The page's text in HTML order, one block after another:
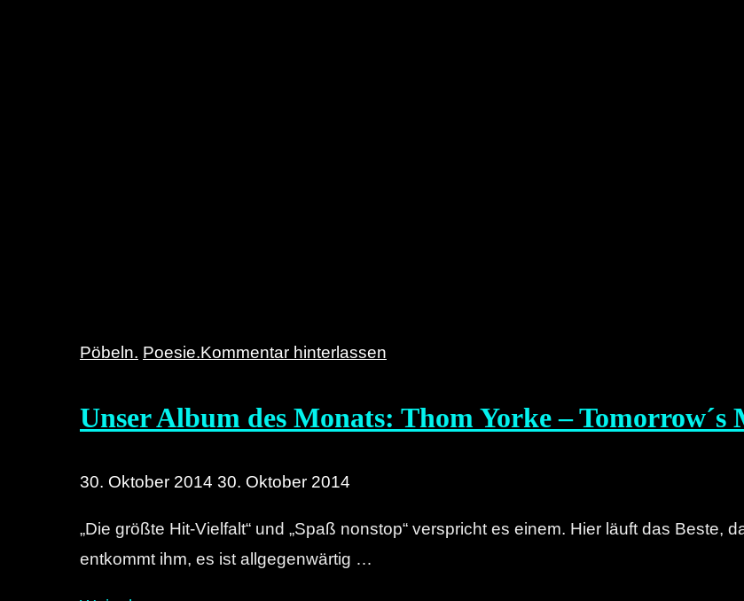
Pöbeln. Poesie.Kommentar hinterlassen
Unser Album des Monats: Thom Yorke – Tomorrow´s
30. Oktober 2014 30. Oktober 2014
„Die größte Hit-Vielfalt“ und „Spaß nonstop“ verspricht es einem. Hier läuft das Beste,
entkommt ihm, es ist allgegenwärtig …